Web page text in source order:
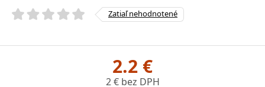
Zatiaľ nehodnotené
2.2 €
2 € bez DPH